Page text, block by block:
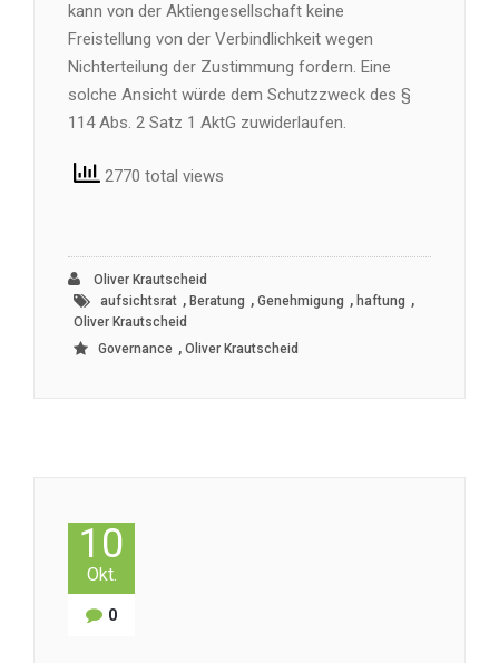
kann von der Aktiengesellschaft keine
Freistellung von der Verbindlichkeit wegen
Nichterteilung der Zustimmung fordern. Eine
solche Ansicht würde dem Schutzzweck des §
114 Abs. 2 Satz 1 AktG zuwiderlaufen.
2770 total views
Oliver Krautscheid
aufsichtsrat , Beratung , Genehmigung , haftung ,
Oliver Krautscheid
Governance , Oliver Krautscheid
10
Okt.
0